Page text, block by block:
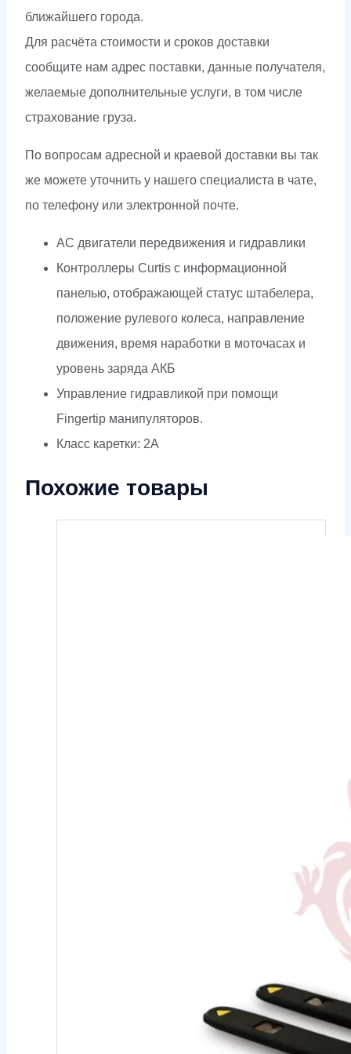
ближайшего города.
Для расчёта стоимости и сроков доставки
сообщите нам адрес поставки, данные получателя,
желаемые дополнительные услуги, в том числе
страхование груза.
По вопросам адресной и краевой доставки вы так
же можете уточнить у нашего специалиста в чате,
по телефону или электронной почте.
АС двигатели передвижения и гидравлики
Контроллеры Curtis с информационной
панелью, отображающей статус штабелера,
положение рулевого колеса, направление
движения, время наработки в моточасах и
уровень заряда АКБ
Управление гидравликой при помощи
Fingertip манипуляторов.
Класс каретки: 2А
Похожие товары